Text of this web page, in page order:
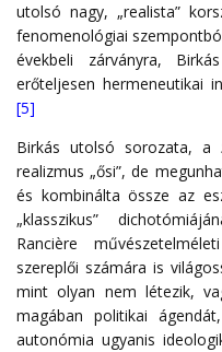
utolsó nagy, „realista”
fenomenológiai
évekbeli zárványra,
erőteljesen hermeneutikai
[5]
Birkás utolsó sorozata, a
realizmus „ősi”, de
és kombinálta össze az
„klasszikus”
Rancière
szereplői számára is
mint olyan nem létezik,
magában politikai
autonómia ugyanis